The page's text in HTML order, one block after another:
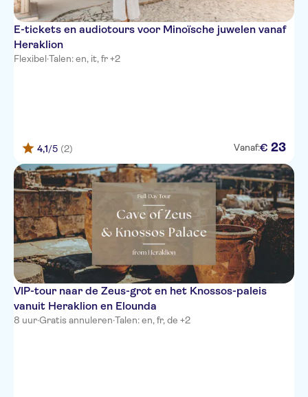
E-tickets en audiotours voor Minoïsche juwelen vanaf
Heraklion
Flexibel·Talen: en, it, fr +2
4,1/5 (2) Vanaf:€ 23
VIP-tour naar de Zeus-grot en het Knossos-paleis
vanuit Heraklion en Elounda
8 uur·Gratis annuleren·Talen: en, fr, de +2